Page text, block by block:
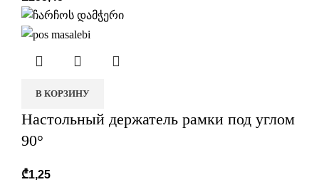
В КОРЗИНУ
Настольный держатель рамки под углом
90°
₾1,25